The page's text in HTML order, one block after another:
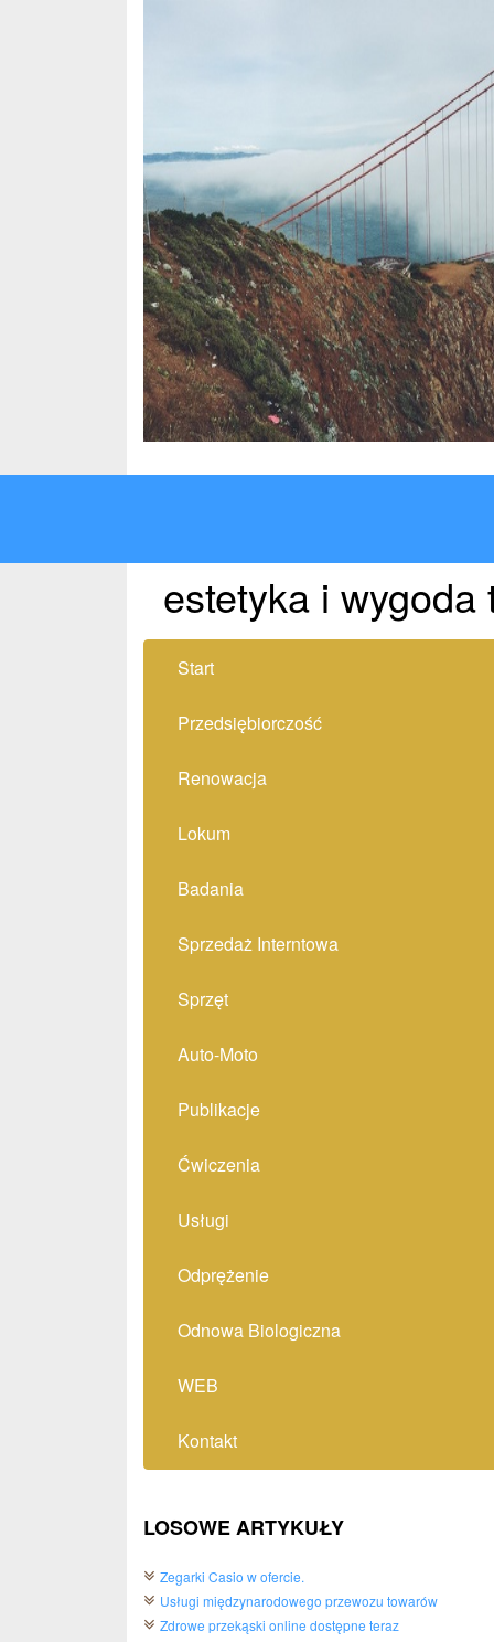
estetyka i
Start
Przedsiębiorczość
Renowacja
Lokum
Badania
Sprzedaż Interntowa
Sprzęt
Auto-Moto
Publikacje
Ćwiczenia
Usługi
Odprężenie
Odnowa Biologiczna
WEB
Kontakt
LOSOWE ARTYKUŁY
Zegarki Casio w ofercie.
Usługi międzynarodowego przewozu towarów
Zdrowe przekąski online dostępne teraz